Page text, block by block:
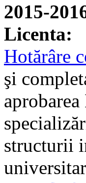
2015-
Licenta:
Hotărâre
şi
structurii